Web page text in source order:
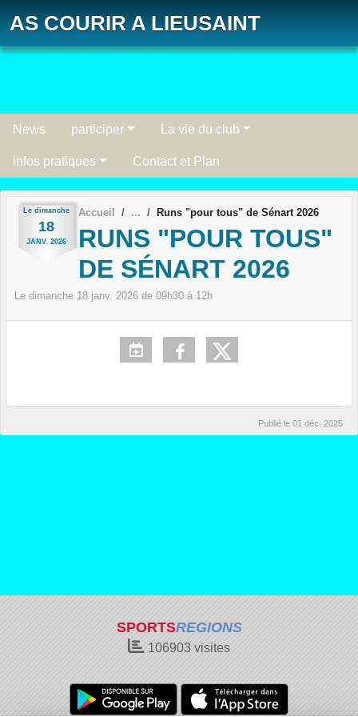
AS COURIR A LIEUSAINT
News participer La vie du club
infos pratiques Contact et Plan
Le dimanche
18
JANV. 2026
Accueil Runs "pour tous" de Sénart 2026
RUNS "POUR TOUS"
DE SÉNART 2026
Le dimanche 18 janv. 2026 de 09h30 à 12h
Publié le 01 déc. 2025
SPORTSREGIONS
106903 visites